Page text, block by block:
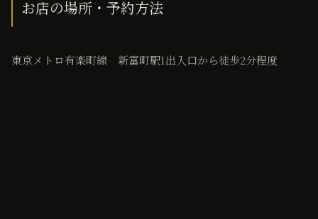
お店の場所・予約方法
東京メトロ有楽町線 新富町駅1出入口から徒歩2分程度